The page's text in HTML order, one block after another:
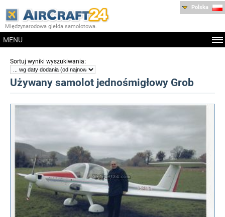
Międzynarodowa giełda samolotowa.
MENU
Polska
Sortuj wyniki wyszukiwania:
Używany samolot jednośmigłowy Grob